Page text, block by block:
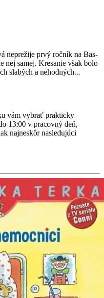
neprežije prvý ročník na Bas­
nej samej. Kresanie však bolo
slabých a nehodných...
vám vybrať prakticky
13:00 v pracovný deň,
najneskôr nasledujúci